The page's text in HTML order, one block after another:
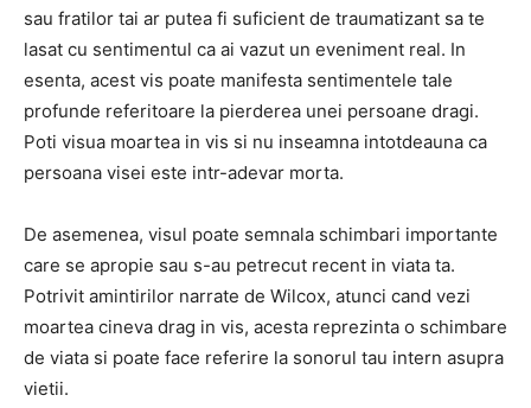
sau fratilor tai ar putea fi suficient de traumatizant sa te
lasat cu sentimentul ca ai vazut un eveniment real. In
esenta, acest vis poate manifesta sentimentele tale
profunde referitoare la pierderea unei persoane dragi.
Poti visua moartea in vis si nu inseamna intotdeauna ca
persoana visei este intr-adevar morta.
De asemenea, visul poate semnala schimbari importante
care se apropie sau s-au petrecut recent in viata ta.
Potrivit amintirilor narrate de Wilcox, atunci cand vezi
moartea cineva drag in vis, acesta reprezinta o schimbare
de viata si poate face referire la sonorul tau intern asupra
vietii.